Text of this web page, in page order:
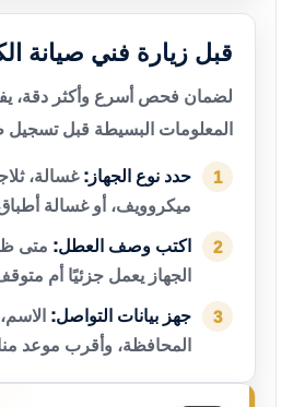
قبل زيارة فني صيانة
لضمان فحص أسرع وأكثر دقة،
المعلومات البسيطة قبل تسجيل
1 حدد نوع الجهاز: غسالة،
ميكروويف، أو غسالة
2 اكتب وصف العطل: متى
الجهاز يعمل جزئيًا أم
3 جهز بيانات التواصل:
المحافظة، وأقرب موعد